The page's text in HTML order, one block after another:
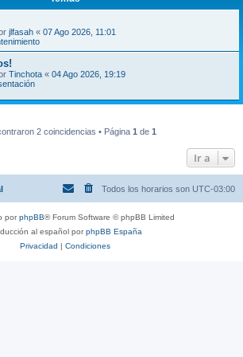
jlfasah « 07 Ago 2026, 11:01
Tinchota « 04 Ago 2026, 19:19
2 coincidencias • Página 1 de 1
Ir a
Todos los horarios son UTC-03:00
porphpBB® Forum Software © phpBB Limited
al español porphpBB España
Privacidad | Condiciones